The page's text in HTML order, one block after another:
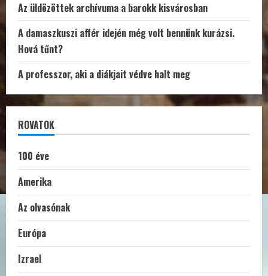
Az üldözöttek archívuma a barokk kisvárosban
A damaszkuszi affér idején még volt bennünk kurázsi.
Hová tűnt?
A professzor, aki a diákjait védve halt meg
ROVATOK
100 éve
Amerika
Az olvasónak
Európa
Izrael